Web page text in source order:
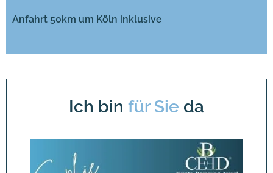
Anfahrt 50km um Köln inklusive
Ich bin für Sie da